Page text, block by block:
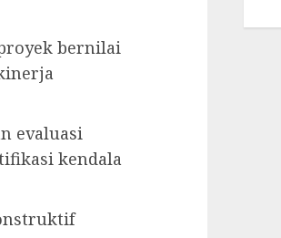
bernilai
evaluasi
kendala